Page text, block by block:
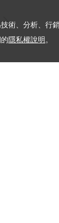
術、分析、行
隱私權說明。